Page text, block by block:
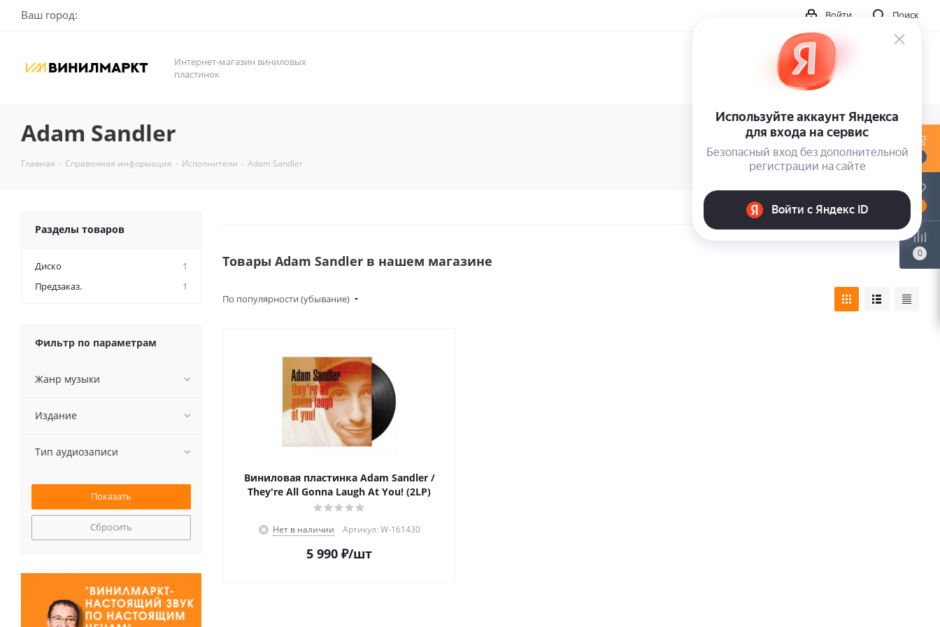
Ваш город: Поиск
Войти
Интернет-магазин виниловых
пластинок
Adam Sandler
Главная - Справочная информация - Исполнители - Adam Sandler
Товары Adam Sandler в нашем магазине
По популярности (убывание)
Виниловая пластинка Adam Sandler /
They're All Gonna Laugh At You! (2LP)
Нет в наличии Артикул: W-161430
5 990 ₽/шт
Разделы товаров
Диско
1
Предзаказ.
1
Фильтр по параметрам
Жанр музыки
Издание
Тип аудиозаписи
Сбросить
0
0
0